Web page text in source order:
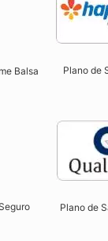
Balsa
Plano de
Plano de